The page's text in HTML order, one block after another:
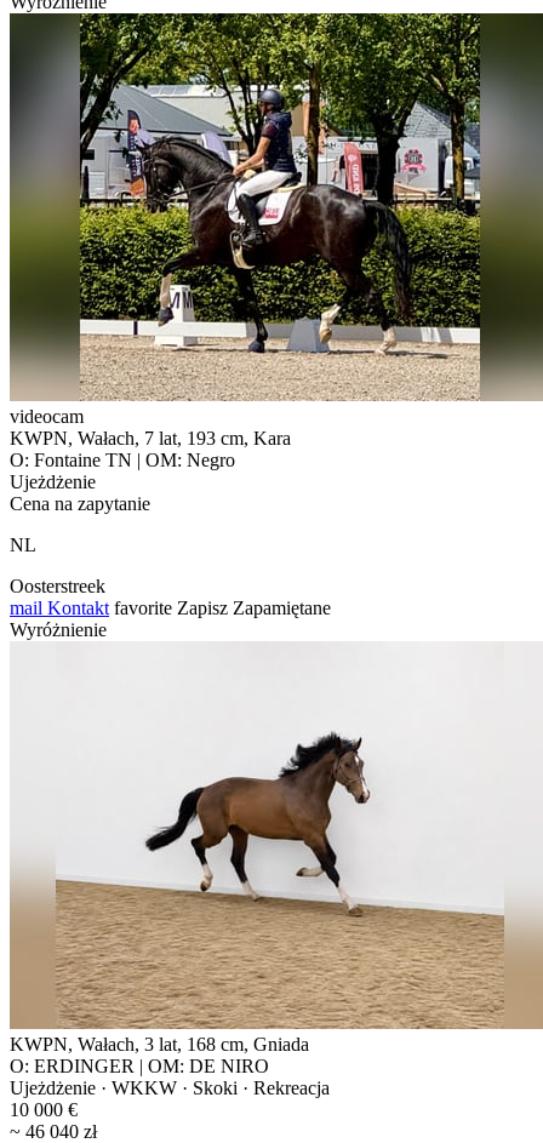
videocam
KWPN, Wałach, 7 lat, 193 cm, Kara
O: Fontaine TN | OM: Negro
Ujeżdżenie
Cena na zapytanie
NL
Oosterstreek
mail Kontakt favorite Zapisz Zapamiętane
Wyróżnienie
KWPN, Wałach, 3 lat, 168 cm, Gniada
O: ERDINGER | OM: DE NIRO
Ujeżdżenie · WKKW · Skoki · Rekreacja
10 000 €
~ 46 040 zł